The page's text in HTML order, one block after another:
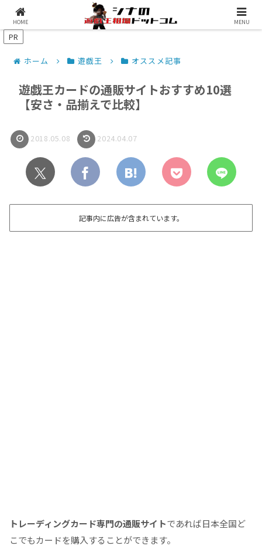
シナコムについて
PR
ホーム 遊戯王 オススメ記事
遊戯王カードの通販サイトおすすめ10選
【安さ・品揃えで比較】
2018.05.08 2024.04.07
記事内に広告が含まれています。
トレーディングカード専門の通販サイトであれば日本全国ど
こでもカードを購入することができます。
HOME MENU